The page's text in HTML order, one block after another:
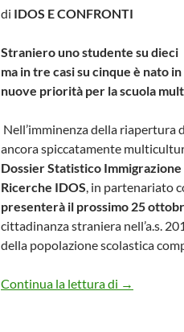
di IDOS E CONFRONTI
Straniero uno studente su dieci
ma in tre casi su cinque è nato
nuove priorità per la scuola
Nell’imminenza della riapertura
ancora spiccatamente
Dossier Statistico Immigrazione
Ricerche IDOS, in partenariato
presenterà il prossimo 25
cittadinanza straniera nell’a.s.
della popolazione scolastica
Continua la lettura di →